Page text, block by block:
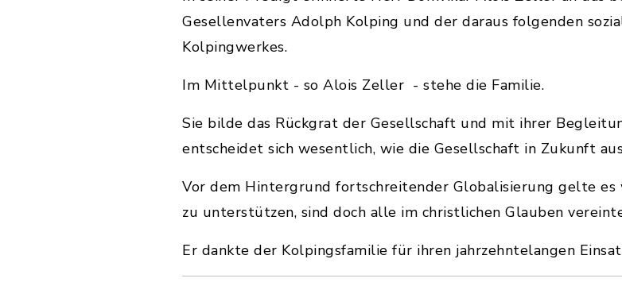
Gesellenvaters Adolph Kolping und der daraus folgenden
Kolpingwerkes.
Im Mittelpunkt - so Alois Zeller - stehe die Familie.
Sie bilde das Rückgrat der Gesellschaft und mit ihrer
entscheidet sich wesentlich, wie die Gesellschaft in Zukunft
Vor dem Hintergrund fortschreitender Globalisierung gelte es
zu unterstützen, sind doch alle im christlichen Glauben
Er dankte der Kolpingsfamilie für ihren jahrzehntelangen